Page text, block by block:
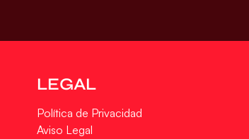
LEGAL
Política de Privacidad
Aviso Legal